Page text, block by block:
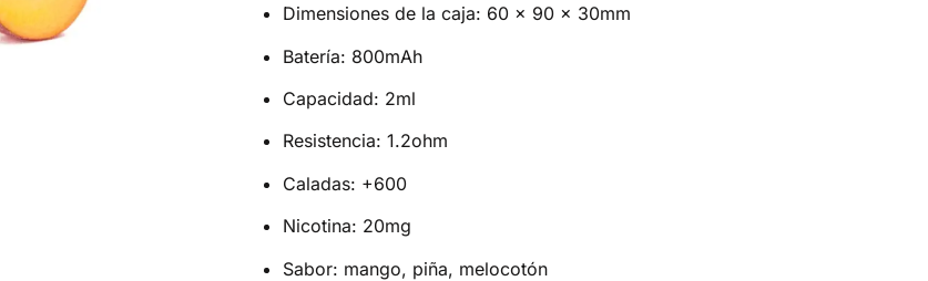
Dimensiones de la caja: 60 x 90 x 30mm
Batería: 800mAh
Capacidad: 2ml
Resistencia: 1.2ohm
Caladas: +600
Nicotina: 20mg
Sabor: mango, piña, melocotón